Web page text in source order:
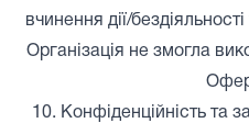
вчинення дії/
Організація не змогла
10. Конфіденційність та